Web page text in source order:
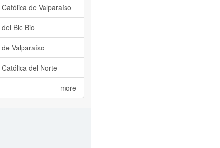
de Valparaíso
Bio Bio
Valparaíso
del Norte
more